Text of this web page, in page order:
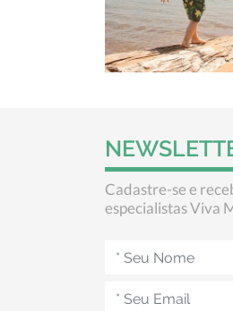
Cadastre-se e
especialistas Viva